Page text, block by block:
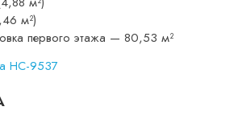
м²)
первого этажа — 80,53 м²